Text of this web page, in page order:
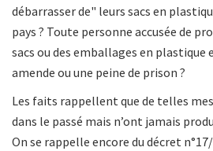
débarrasser de" leurs sacs en
pays ? Toute personne accusée de
sacs ou des emballages en plastique
amende ou une peine de prison ?
Les faits rappellent que de telles
dans le passé mais n’ont jamais
On se rappelle encore du décret